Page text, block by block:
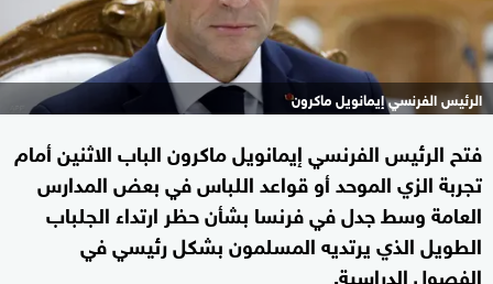
الرئيس الفرنسي إيمانويل ماكرون
فتح الرئيس الفرنسي إيمانويل ماكرون الباب الاثنين أمام
تجربة الزي الموحد أو قواعد اللباس في بعض المدارس
العامة وسط جدل في فرنسا بشأن حظر ارتداء الجلباب
الطويل الذي يرتديه المسلمون بشكل رئيسي في
الفصول الدراسية.